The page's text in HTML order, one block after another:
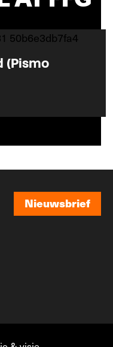
(Pismo
Nieuwsbrief